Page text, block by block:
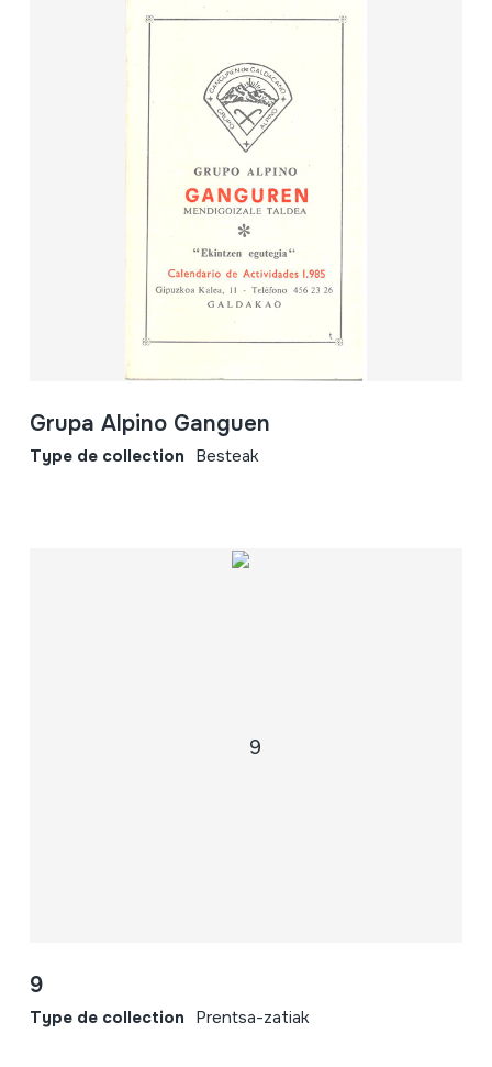
Grupa Alpino Ganguen
Type de collection Besteak
9
Type de collection Prentsa-zatiak